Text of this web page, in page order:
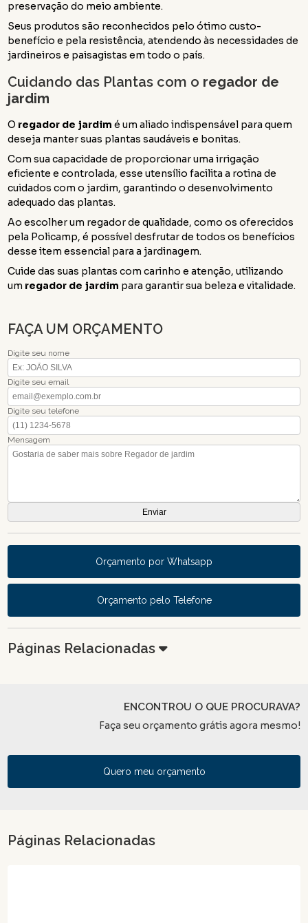
preservação do meio ambiente.
Seus produtos são reconhecidos pelo ótimo custo-
benefício e pela resistência, atendendo às necessidades de
jardineiros e paisagistas em todo o país.
Cuidando das Plantas com o regador de
jardim
O regador de jardim é um aliado indispensável para quem
deseja manter suas plantas saudáveis e bonitas.
Com sua capacidade de proporcionar uma irrigação
eficiente e controlada, esse utensílio facilita a rotina de
cuidados com o jardim, garantindo o desenvolvimento
adequado das plantas.
Ao escolher um regador de qualidade, como os oferecidos
pela Policamp, é possível desfrutar de todos os benefícios
desse item essencial para a jardinagem.
Cuide das suas plantas com carinho e atenção, utilizando
um regador de jardim para garantir sua beleza e vitalidade.
FAÇA UM ORÇAMENTO
Digite seu nome
Digite seu email
Digite seu telefone
Mensagem
Orçamento por Whatsapp
Orçamento pelo Telefone
Páginas Relacionadas
ENCONTROU O QUE PROCURAVA?
Faça seu orçamento grátis agora mesmo!
Quero meu orçamento
Páginas Relacionadas